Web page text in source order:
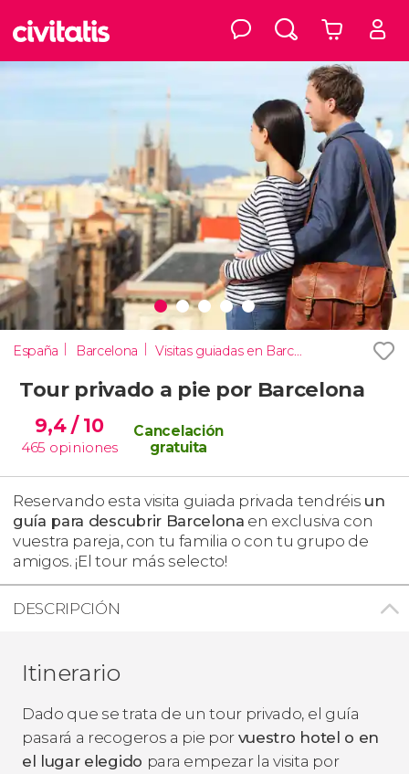
España Barcelona Visitas guiadas en Barcelona
Tour privado a pie por Barcelona
9,4/ 10
465 opiniones
Cancelación
gratuita
Reservando esta visita guiada privada tendréis un
guía para descubrir Barcelona en exclusiva con
vuestra pareja, con tu familia o con tu grupo de
amigos. ¡El tour más selecto!
DESCRIPCIÓN
Itinerario
Dado que se trata de un tour privado, el guía
pasará a recogeros a pie por vuestro hotel o en
el lugar elegido para empezar la visita por